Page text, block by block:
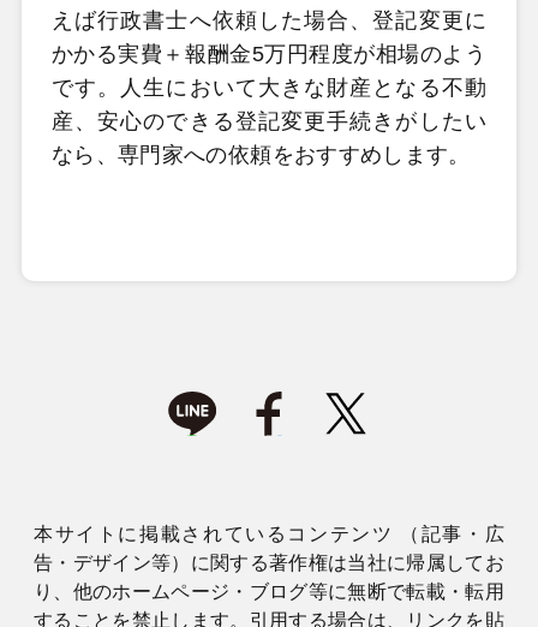
えば行政書士へ依頼した場合、登記変更に
かかる実費＋報酬金5万円程度が相場のよう
です。人生において大きな財産となる不動
産、安心のできる登記変更手続きがしたい
なら、専門家への依頼をおすすめします。
本サイトに掲載されているコンテンツ （記事・広
告・デザイン等）に関する著作権は当社に帰属してお
り、他のホームページ・ブログ等に無断で転載・転用
することを禁止します。引用する場合は、リンクを貼